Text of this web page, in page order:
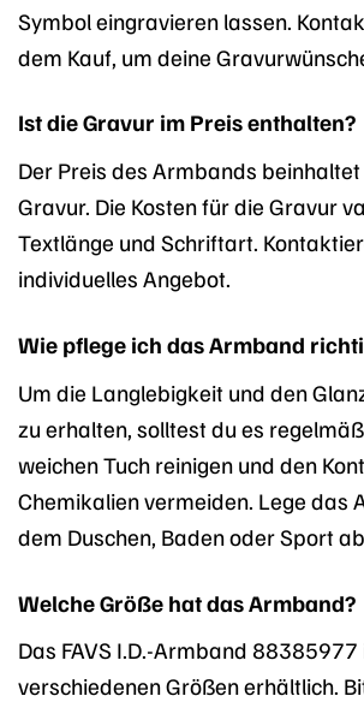
Symbol eingravieren lassen.
dem Kauf, um deine
Ist die Gravur im Preis enthalten?
Der Preis des Armbands
Gravur. Die Kosten für die Gravur
Textlänge und Schriftart.
individuelles Angebot.
Wie pflege ich das Armband
Um die Langlebigkeit und den
zu erhalten, solltest du es
weichen Tuch reinigen und den
Chemikalien vermeiden. Lege das
dem Duschen, Baden oder Sport ab.
Welche Größe hat das Armband?
Das FAVS I.D.-Armband 88385977
verschiedenen Größen erhältlich.